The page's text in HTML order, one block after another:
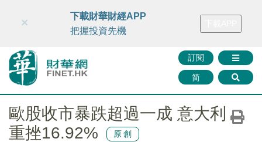
財華智庫網 FINTV FINMETA 財華證券 媒體矩陣
訂閱
简
×
下載財華財經APP
把握投資先機
歐股收市暴跌超過一成 意大利
重挫16.92%
原創